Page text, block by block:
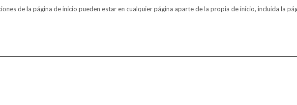
de la página de inicio pueden estar en cualquier página aparte de la propia de inicio, incluida la